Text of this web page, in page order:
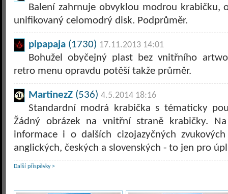
Balení zahrnuje obvyklou modrou krabičku,
unifikovaný celomodrý disk. Podprůměr.
pipapaja (1730) 17.11.2013 14:01
Bohužel obyčejný plast bez vnitřního
retro menu opravdu potěší takže průměr.
MartinezZ (536) 4.5.2014 18:16
Standardní modrá krabička s tématicky
Žádný obrázek na vnitřní straně krabičky.
informace i o dalších cizojazyčných
anglických, českých a slovenských - to jen pro
Další příspěvky >